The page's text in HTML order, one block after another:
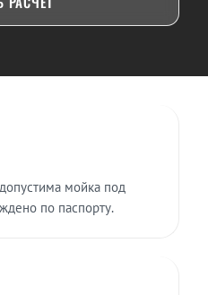
мойка под
по паспорту.